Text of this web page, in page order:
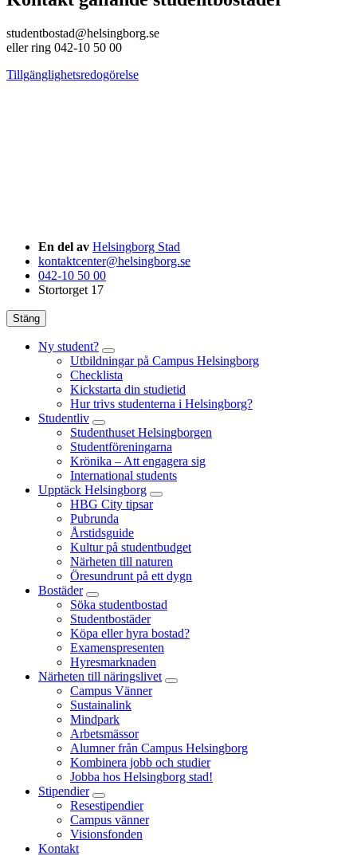
studentbostad@helsingborg.se
eller ring 042-10 50 00
Tillgänglighetsredogörelse
En del av Helsingborg Stad
kontaktcenter@helsingborg.se
042-10 50 00
Stortorget 17
Stäng
Ny student?
Utbildningar på Campus Helsingborg
Checklista
Kickstarta din studietid
Hur trivs studenterna i Helsingborg?
Studentliv
Studenthuset Helsingborgen
Studentföreningarna
Krönika – Att engagera sig
International students
Upptäck Helsingborg
HBG City tipsar
Pubrunda
Årstidsguide
Kultur på studentbudget
Närheten till naturen
Öresundrunt på ett dygn
Bostäder
Söka studentbostad
Studentbostäder
Köpa eller hyra bostad?
Examenspresenten
Hyresmarknaden
Närheten till näringslivet
Campus Vänner
Sustainalink
Mindpark
Arbetsmässor
Alumner från Campus Helsingborg
Kombinera jobb och studier
Jobba hos Helsingborg stad!
Stipendier
Resestipendier
Campus vänner
Visionsfonden
Kontakt